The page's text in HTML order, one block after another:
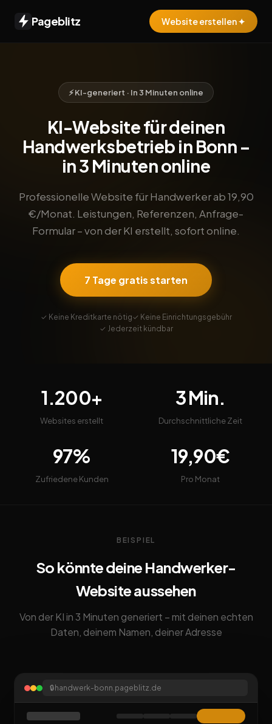
Pageblitz Website erstellen ✦
⚡ KI-generiert · In 3 Minuten online
KI-Website für deinen
Handwerksbetrieb in Bonn –
in 3 Minuten online
Professionelle Website für Handwerker ab 19,90
€/Monat. Leistungen, Referenzen, Anfrage-
Formular – von der KI erstellt, sofort online.
7 Tage gratis starten
✓ Keine Kreditkarte nötig✓ Keine Einrichtungsgebühr
✓ Jederzeit kündbar
1.200+
Websites erstellt
3 Min.
Durchschnittliche Zeit
97%
Zufriedene Kunden
19,90€
Pro Monat
BEISPIEL
So könnte deine Handwerker-
Website aussehen
Von der KI in 3 Minuten generiert – mit deinen echten
Daten, deinem Namen, deiner Adresse
🔒 handwerk-bonn.pageblitz.de